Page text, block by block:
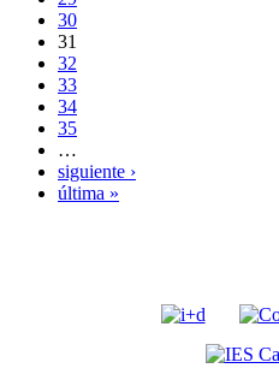
30
31
32
33
34
35
…
siguiente ›
última »